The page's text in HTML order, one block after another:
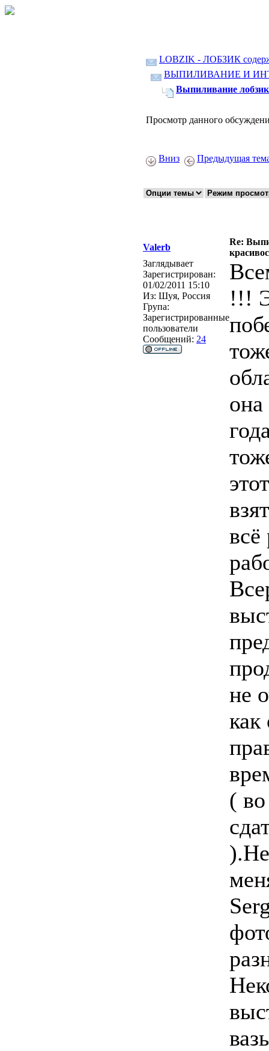
LOBZIK - ЛОБЗИК
ВЫПИЛИВАНИЕ И
Выпиливание
Просмотр данного
Вниз Предыдущая
Valerb
Re:
Заглядывает
Зарегистрирован:
01/02/2011 15:10
Из: Шуя, Россия
Група:
Зарегистрированные
пользователи
Сообщений: 24
!!!
она
не
(